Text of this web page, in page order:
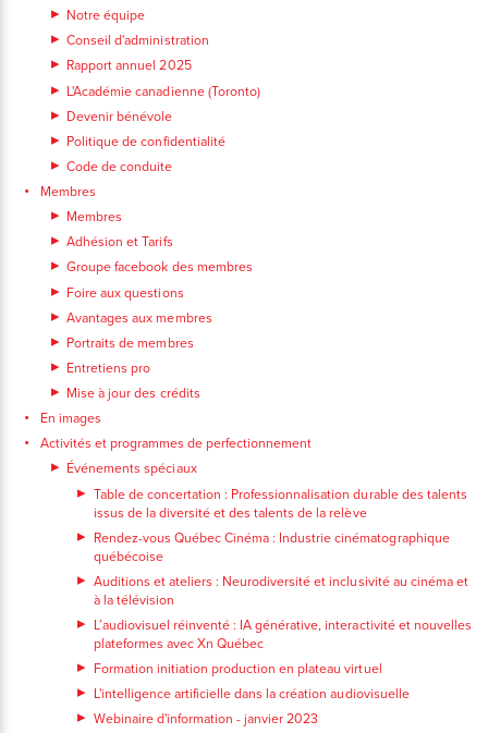
Notre équipe
Conseil d'administration
Rapport annuel 2025
L'Académie canadienne (Toronto)
Devenir bénévole
Politique de confidentialité
Code de conduite
Membres
Membres
Adhésion et Tarifs
Groupe facebook des membres
Foire aux questions
Avantages aux membres
Portraits de membres
Entretiens pro
Mise à jour des crédits
En images
Activités et programmes de perfectionnement
Événements spéciaux
Table de concertation : Professionnalisation durable des talents
issus de la diversité et des talents de la relève
Rendez-vous Québec Cinéma : Industrie cinématographique
québécoise
Auditions et ateliers : Neurodiversité et inclusivité au cinéma et
à la télévision
L’audiovisuel réinventé : IA générative, interactivité et nouvelles
plateformes avec Xn Québec
Formation initiation production en plateau virtuel
L'intelligence artificielle dans la création audiovisuelle
Webinaire d'information - janvier 2023